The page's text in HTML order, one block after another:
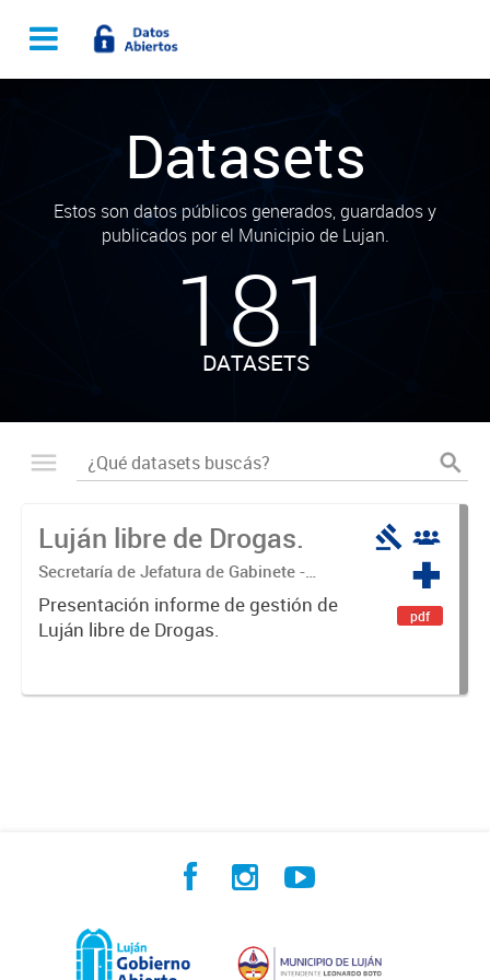
Datasets
Estos son datos públicos generados, guardados y
publicados por el Municipio de Lujan.
181
DATASETS
Luján libre de Drogas.
Secretaría de Jefatura de Gabinete -
Coordinación Luján Libre de Drogas
Presentación informe de gestión de
Luján libre de Drogas.
pdf